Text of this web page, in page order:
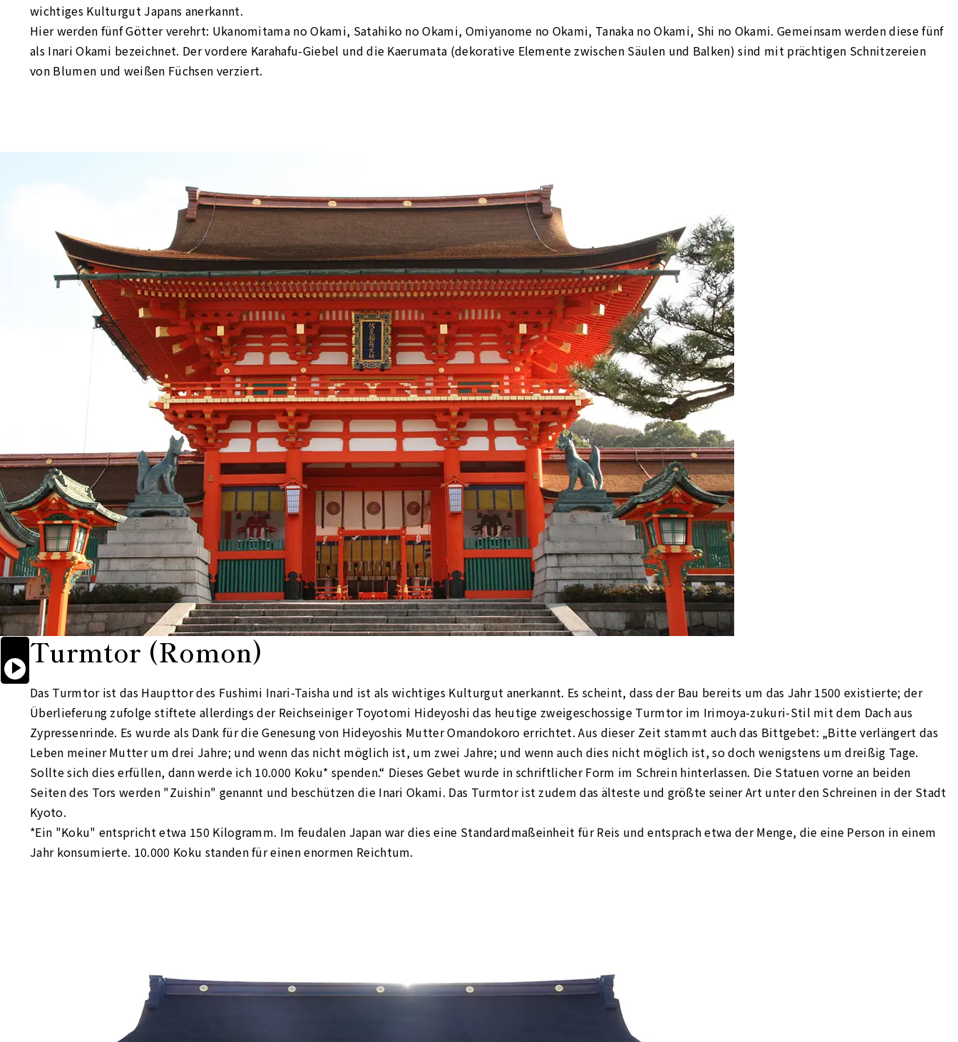
wichtiges Kulturgut Japans anerkannt.
Hier werden fünf Götter verehrt: Ukanomitama no Okami, Satahiko no Okami, Omiyanome no Okami, Tanaka no Okami, Shi no Okami. Gemeinsam werden diese fünf
als Inari Okami bezeichnet. Der vordere Karahafu-Giebel und die Kaerumata (dekorative Elemente zwischen Säulen und Balken) sind mit prächtigen Schnitzereien
von Blumen und weißen Füchsen verziert.
Start
reading
aloud
Turmtor (Romon)
Das Turmtor ist das Haupttor des Fushimi Inari-Taisha und ist als wichtiges Kulturgut anerkannt. Es scheint, dass der Bau bereits um das Jahr 1500 existierte; der
Überlieferung zufolge stiftete allerdings der Reichseiniger Toyotomi Hideyoshi das heutige zweigeschossige Turmtor im Irimoya-zukuri-Stil mit dem Dach aus
Zypressenrinde. Es wurde als Dank für die Genesung von Hideyoshis Mutter Omandokoro errichtet. Aus dieser Zeit stammt auch das Bittgebet: „Bitte verlängert das
Leben meiner Mutter um drei Jahre; und wenn das nicht möglich ist, um zwei Jahre; und wenn auch dies nicht möglich ist, so doch wenigstens um dreißig Tage.
Sollte sich dies erfüllen, dann werde ich 10.000 Koku* spenden.“ Dieses Gebet wurde in schriftlicher Form im Schrein hinterlassen. Die Statuen vorne an beiden
Seiten des Tors werden "Zuishin" genannt und beschützen die Inari Okami. Das Turmtor ist zudem das älteste und größte seiner Art unter den Schreinen in der Stadt
Kyoto.
*Ein "Koku" entspricht etwa 150 Kilogramm. Im feudalen Japan war dies eine Standardmaßeinheit für Reis und entsprach etwa der Menge, die eine Person in einem
Jahr konsumierte. 10.000 Koku standen für einen enormen Reichtum.